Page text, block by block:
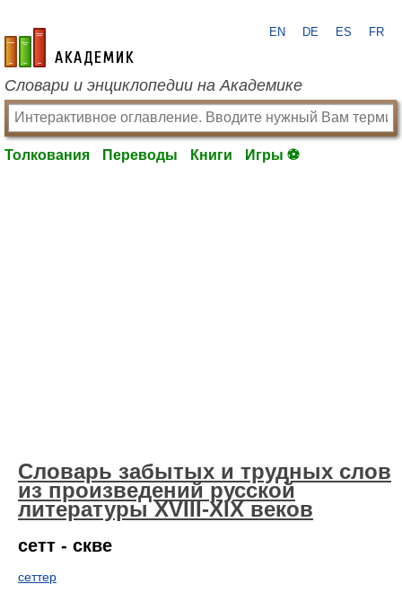
academic.ru
EN DE ES FR
Словари и энциклопедии на Академике
Толкования Переводы Книги Игры ⚽
Словарь забытых и трудных слов
из произведений русской
литературы ХVIII-ХIХ веков
сетт - скве
сеттер